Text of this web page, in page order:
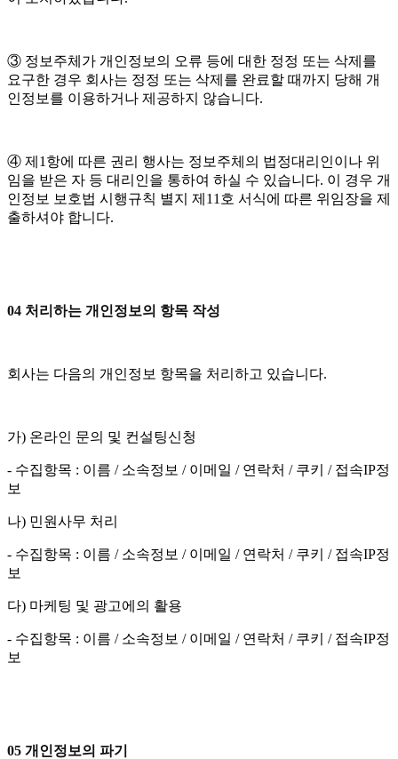
③ 정보주체가 개인정보의 오류 등에 대한 정정 또는 삭제를
요구한 경우 회사는 정정 또는 삭제를 완료할 때까지 당해 개
인정보를 이용하거나 제공하지 않습니다.
④ 제1항에 따른 권리 행사는 정보주체의 법정대리인이나 위
임을 받은 자 등 대리인을 통하여 하실 수 있습니다. 이 경우 개
인정보 보호법 시행규칙 별지 제11호 서식에 따른 위임장을 제
출하셔야 합니다.
04 처리하는 개인정보의 항목 작성
회사는 다음의 개인정보 항목을 처리하고 있습니다.
가) 온라인 문의 및 컨설팅신청
- 수집항목 : 이름 / 소속정보 / 이메일 / 연락처 / 쿠키 / 접속IP정
보
나) 민원사무 처리
- 수집항목 : 이름 / 소속정보 / 이메일 / 연락처 / 쿠키 / 접속IP정
보
다) 마케팅 및 광고에의 활용
- 수집항목 : 이름 / 소속정보 / 이메일 / 연락처 / 쿠키 / 접속IP정
보
05 개인정보의 파기